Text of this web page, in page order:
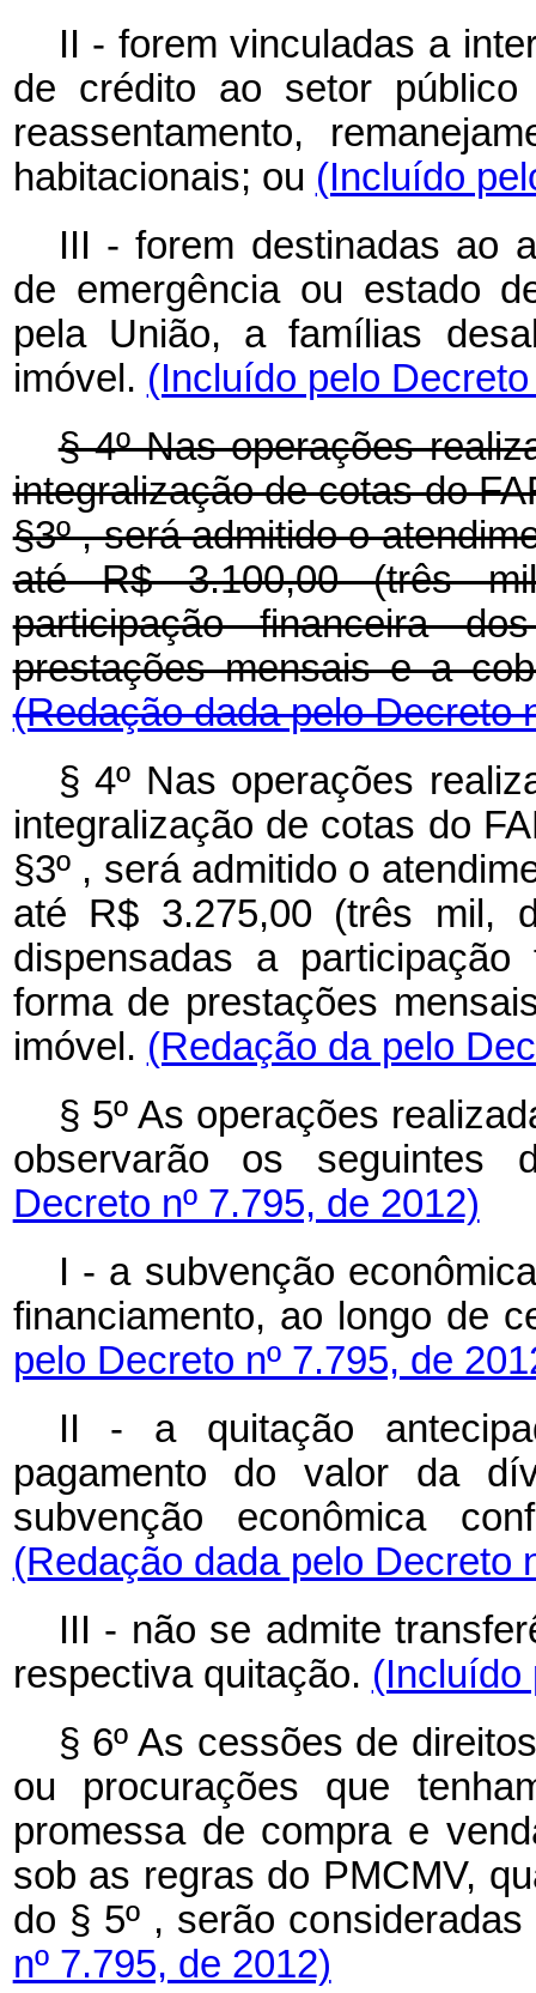
II - forem vinculadas a
de crédito ao setor
reassentamento,
habitacionais; ou (Incluído
III - forem destinadas ao
de emergência ou estado
pela União, a famílias
imóvel. (Incluído pelo
§ 4º Nas operações
integralização de cotas do
§3º , será admitido o
até R$ 3.100,00 (três
participação financeira
prestações mensais e a
(Redação dada pelo Decreto
§ 4º Nas operações
integralização de cotas do
§3º , será admitido o
até R$ 3.275,00 (três mil,
dispensadas a
forma de prestações
imóvel. (Redação da pelo
§ 5º As operações
observarão os seguintes
Decreto nº 7.795, de 2012)
I - a subvenção
financiamento, ao longo de
pelo Decreto nº 7.795, de
II - a quitação
pagamento do valor da
subvenção econômica
(Redação dada pelo Decreto
III - não se admite
respectiva quitação. (Incluído
§ 6º As cessões de
ou procurações que
promessa de compra e
sob as regras do PMCMV,
do § 5º , serão
nº 7.795, de 2012)